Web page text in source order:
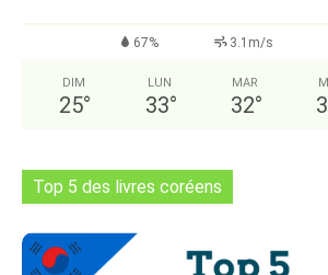
67% 3.1m/s
DIM
25°
LUN
33°
MAR
32°
Top 5 des livres coréens